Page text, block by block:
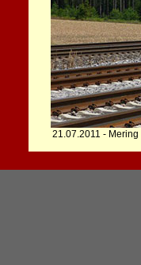
21.07.2011 - Mering